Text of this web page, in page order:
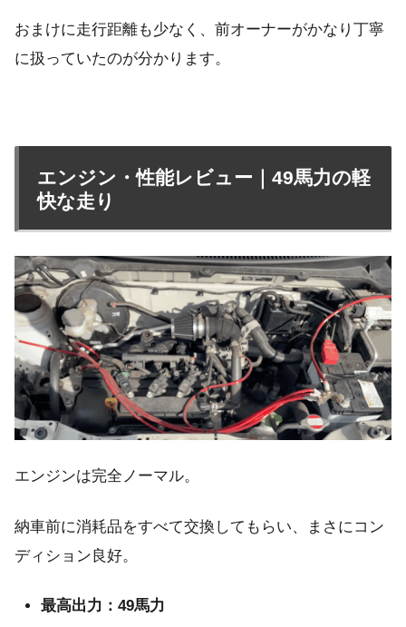
おまけに走行距離も少なく、前オーナーがかなり丁寧
に扱っていたのが分かります。
エンジン・性能レビュー｜49馬力の軽
快な走り
エンジンは完全ノーマル。
納車前に消耗品をすべて交換してもらい、まさにコン
ディション良好。
最高出力：49馬力